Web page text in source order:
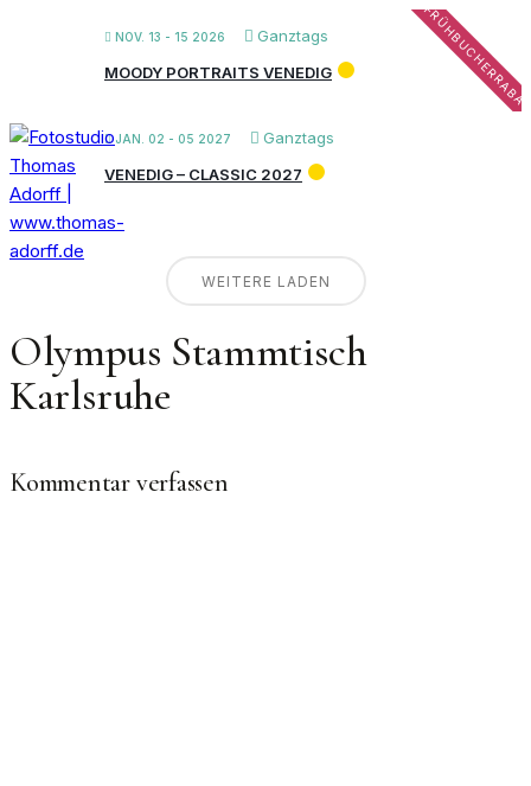
NOV. 13 - 15 2026 Ganztags
MOODY PORTRAITS VENEDIG
JAN. 02 - 05 2027
Ganztags
VENEDIG – CLASSIC 2027
WEITERE LADEN
Olympus Stammtisch
Karlsruhe
Kommentar verfassen